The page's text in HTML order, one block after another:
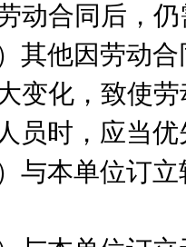
动合同后，
其他因劳动合
变化，致使
员时，应当优
与本单位订立